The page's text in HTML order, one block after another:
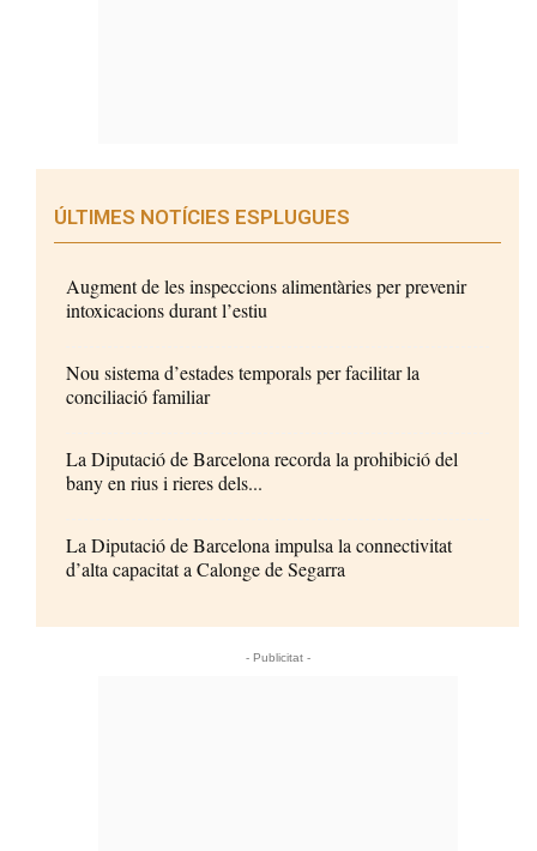
ÚLTIMES NOTÍCIES ESPLUGUES
Augment de les inspeccions alimentàries per prevenir
intoxicacions durant l’estiu
Nou sistema d’estades temporals per facilitar la
conciliació familiar
La Diputació de Barcelona recorda la prohibició del
bany en rius i rieres dels...
La Diputació de Barcelona impulsa la connectivitat
d’alta capacitat a Calonge de Segarra
- Publicitat -